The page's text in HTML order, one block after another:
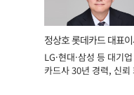
정상호 롯데카드 대표
장
LG·현대·삼성 등 대기
카드사 30년 경력, 신뢰